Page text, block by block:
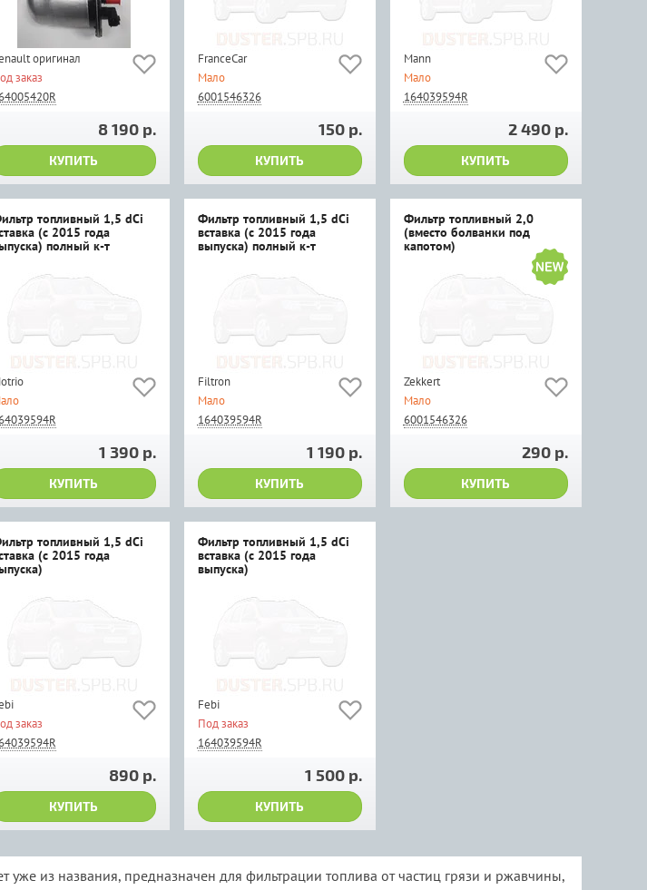
оригинал
заказ
8 190 р.
КУПИТЬ
FranceCar
Мало
6001546326
150 р.
КУПИТЬ
Мann
Мало
164039594R
2 490 р.
КУПИТЬ
топливный 1,5 dCi
(с 2015 года
полный к-т
1 390 р.
КУПИТЬ
Фильтр топливный 1,5 dCi
вставка (с 2015 года
выпуска) полный к-т
Filtron
Мало
164039594R
1 190 р.
КУПИТЬ
Фильтр топливный 2,0
(вместо болванки под
капотом)
Zekkert
Мало
6001546326
290 р.
КУПИТЬ
топливный 1,5 dCi
(с 2015 года
заказ
890 р.
КУПИТЬ
Фильтр топливный 1,5 dCi
вставка (с 2015 года
выпуска)
Febi
Под заказ
164039594R
1 500 р.
КУПИТЬ
уже из названия, предназначен для фильтрации топлива от частиц грязи и ржавчины,